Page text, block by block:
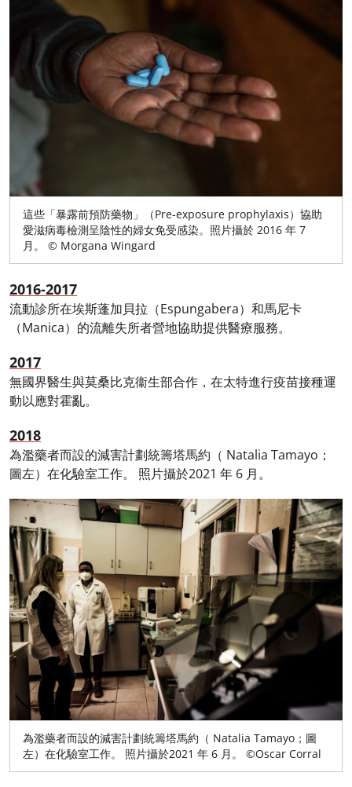
這些「暴露前預防藥物」（Pre-exposure prophylaxis）協助
愛滋病毒檢測呈陰性的婦女免受感染。照片攝於 2016 年 7
月。 © Morgana Wingard
2016-2017
流動診所在埃斯蓬加貝拉（Espungabera）和馬尼卡
（Manica）的流離失所者營地協助提供醫療服務。
2017
無國界醫生與莫桑比克衞生部合作，在太特進行疫苗接種運
動以應對霍亂。
2018
為濫藥者而設的減害計劃統籌塔馬約（ Natalia Tamayo；
圖左）在化驗室工作。 照片攝於2021 年 6 月。
為濫藥者而設的減害計劃統籌塔馬約（ Natalia Tamayo；圖
左）在化驗室工作。 照片攝於2021 年 6 月。 ©Oscar Corral